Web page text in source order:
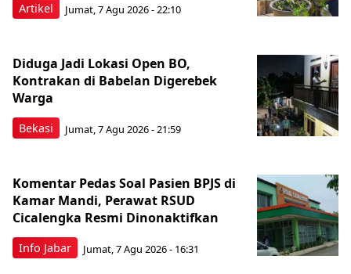
Artikel Jumat, 7 Agu 2026 - 22:10
Bekasi
Diduga Jadi Lokasi Open BO,
Kontrakan di Babelan Digerebek
Warga
Jumat, 7 Agu 2026 - 21:59
Info Jabar
Komentar Pedas Soal Pasien BPJS di
Kamar Mandi, Perawat RSUD
Cicalengka Resmi Dinonaktifkan
Jumat, 7 Agu 2026 - 16:31